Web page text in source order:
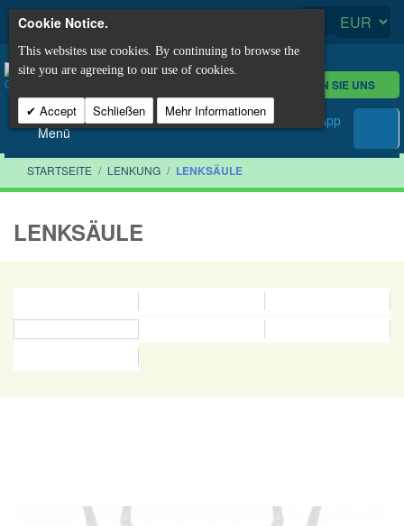
KONTAKTIEREN SIE UNS
Menü
STARTSEITE / LENKUNG / LENKSÄULE
LENKSÄULE
Cookie Notice.
This websites use cookies. By continuing to browse the
site you are agreeing to our use of cookies.
Accept Schließen Mehr Informationen